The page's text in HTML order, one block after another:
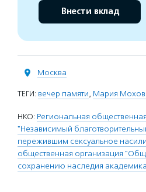
Внести вклад
Москва
ТЕГИ: вечер памяти, Мария
НКО: Региональная
"Независимый
пережившим сексуальное
общественная организация
сохранению наследия